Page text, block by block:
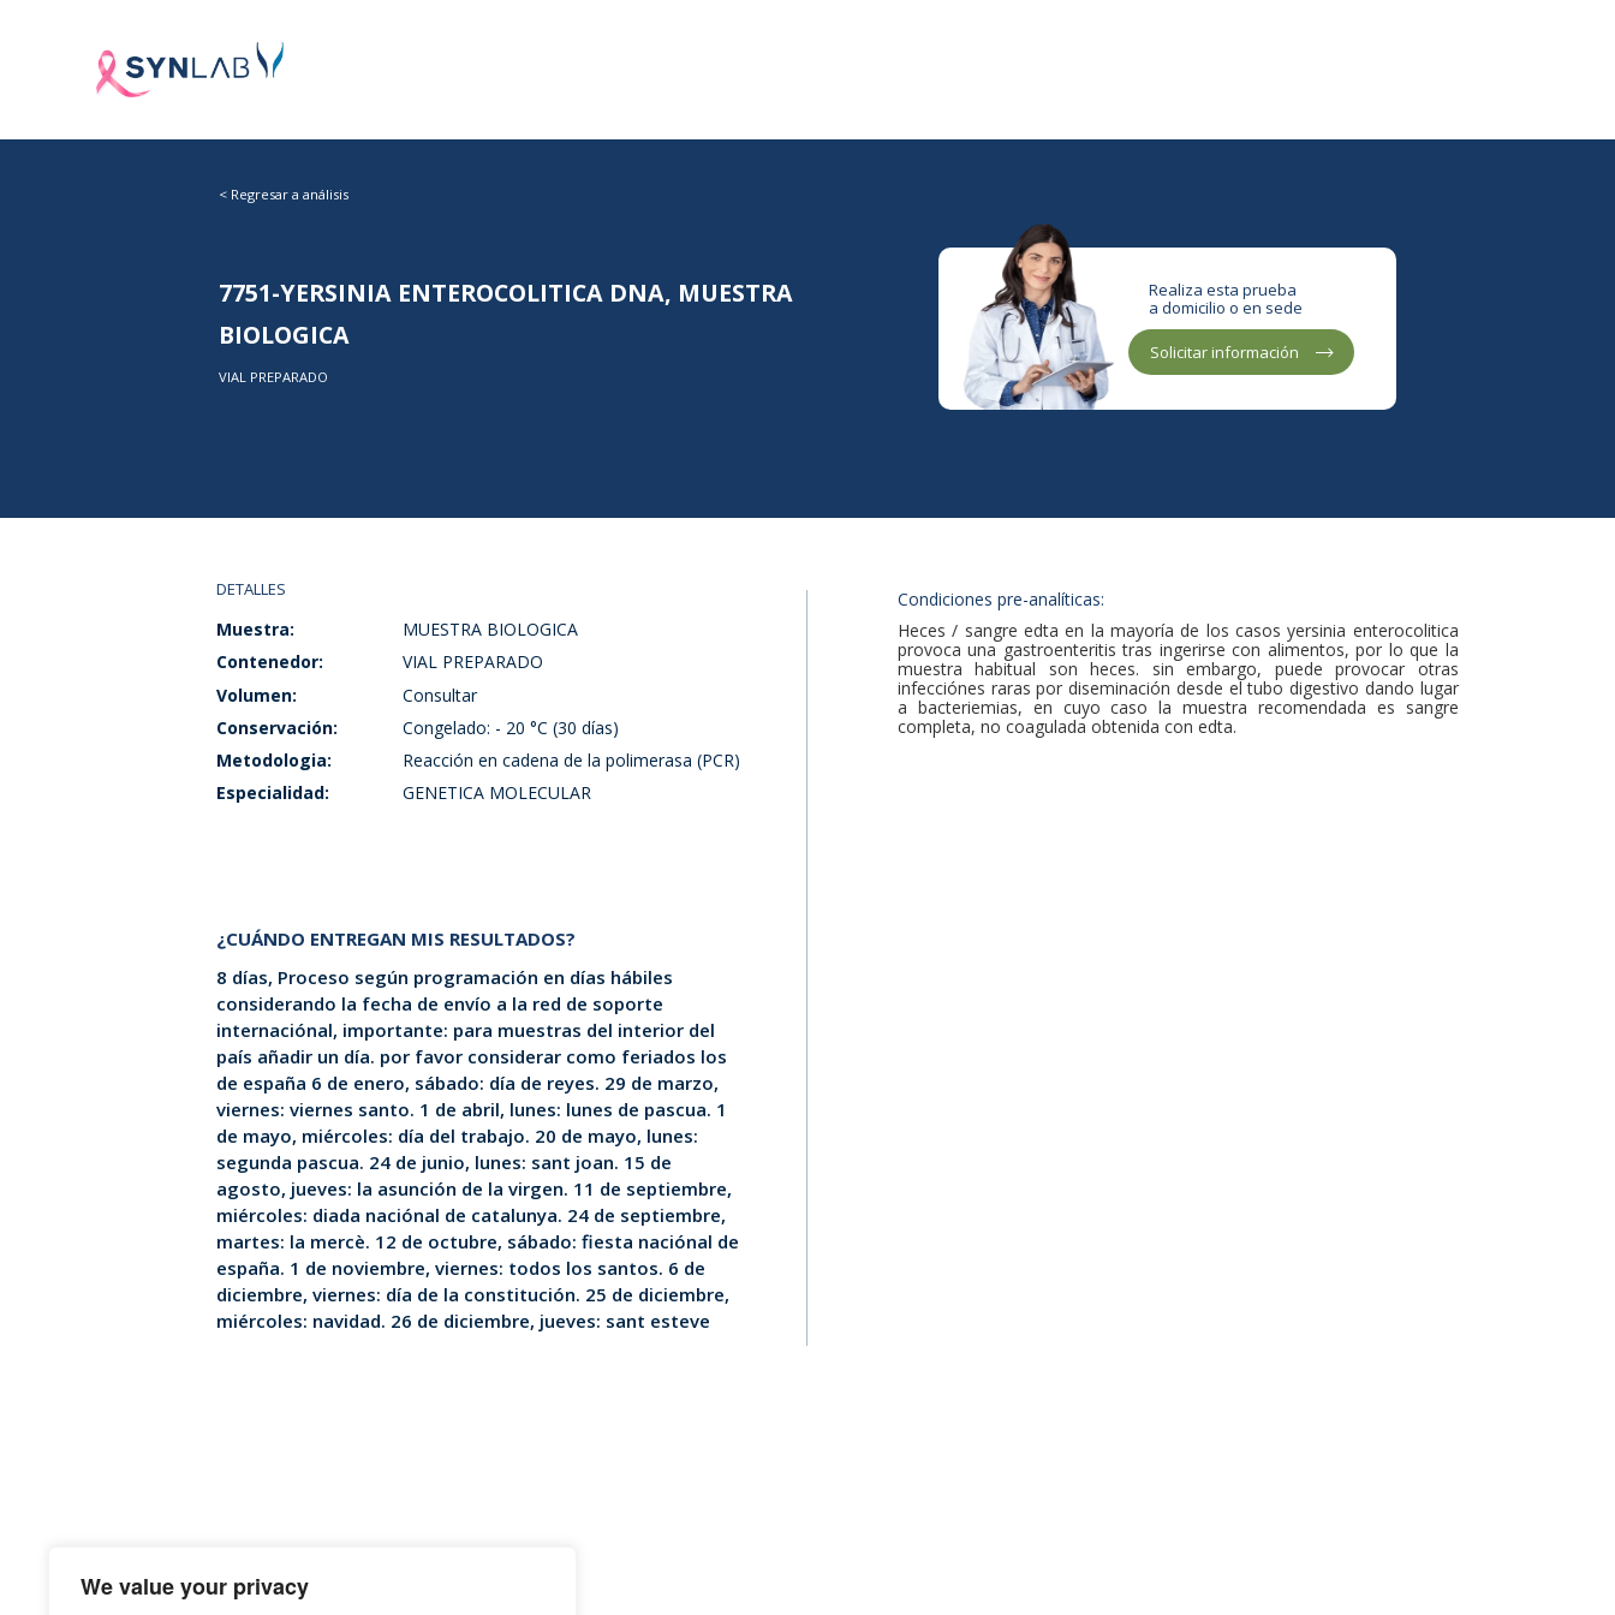
We value your privacy
< Regresar a análisis
7751-YERSINIA ENTEROCOLITICA DNA, MUESTRA
BIOLOGICA
VIAL PREPARADO
Realiza esta prueba
a domicilio o en sede
Solicitar información
DETALLES
Muestra:
MUESTRA BIOLOGICA
Contenedor:
VIAL PREPARADO
Volumen:
Consultar
Conservación:
Congelado: - 20 °C (30 días)
Metodologia:
Reacción en cadena de la polimerasa (PCR)
Especialidad:
GENETICA MOLECULAR
¿CUÁNDO ENTREGAN MIS RESULTADOS?
8 días, Proceso según programación en días hábiles
considerando la fecha de envío a la red de soporte
internaciónal, importante: para muestras del interior del
país añadir un día. por favor considerar como feriados los
de españa 6 de enero, sábado: día de reyes. 29 de marzo,
viernes: viernes santo. 1 de abril, lunes: lunes de pascua. 1
de mayo, miércoles: día del trabajo. 20 de mayo, lunes:
segunda pascua. 24 de junio, lunes: sant joan. 15 de
agosto, jueves: la asunción de la virgen. 11 de septiembre,
miércoles: diada naciónal de catalunya. 24 de septiembre,
martes: la mercè. 12 de octubre, sábado: fiesta naciónal de
españa. 1 de noviembre, viernes: todos los santos. 6 de
diciembre, viernes: día de la constitución. 25 de diciembre,
miércoles: navidad. 26 de diciembre, jueves: sant esteve
Condiciones pre-analíticas:
Heces / sangre edta en la mayoría de los casos yersinia enterocolitica
provoca una gastroenteritis tras ingerirse con alimentos, por lo que la
muestra habitual son heces. sin embargo, puede provocar otras
infecciónes raras por diseminación desde el tubo digestivo dando lugar
a bacteriemias, en cuyo caso la muestra recomendada es sangre
completa, no coagulada obtenida con edta.